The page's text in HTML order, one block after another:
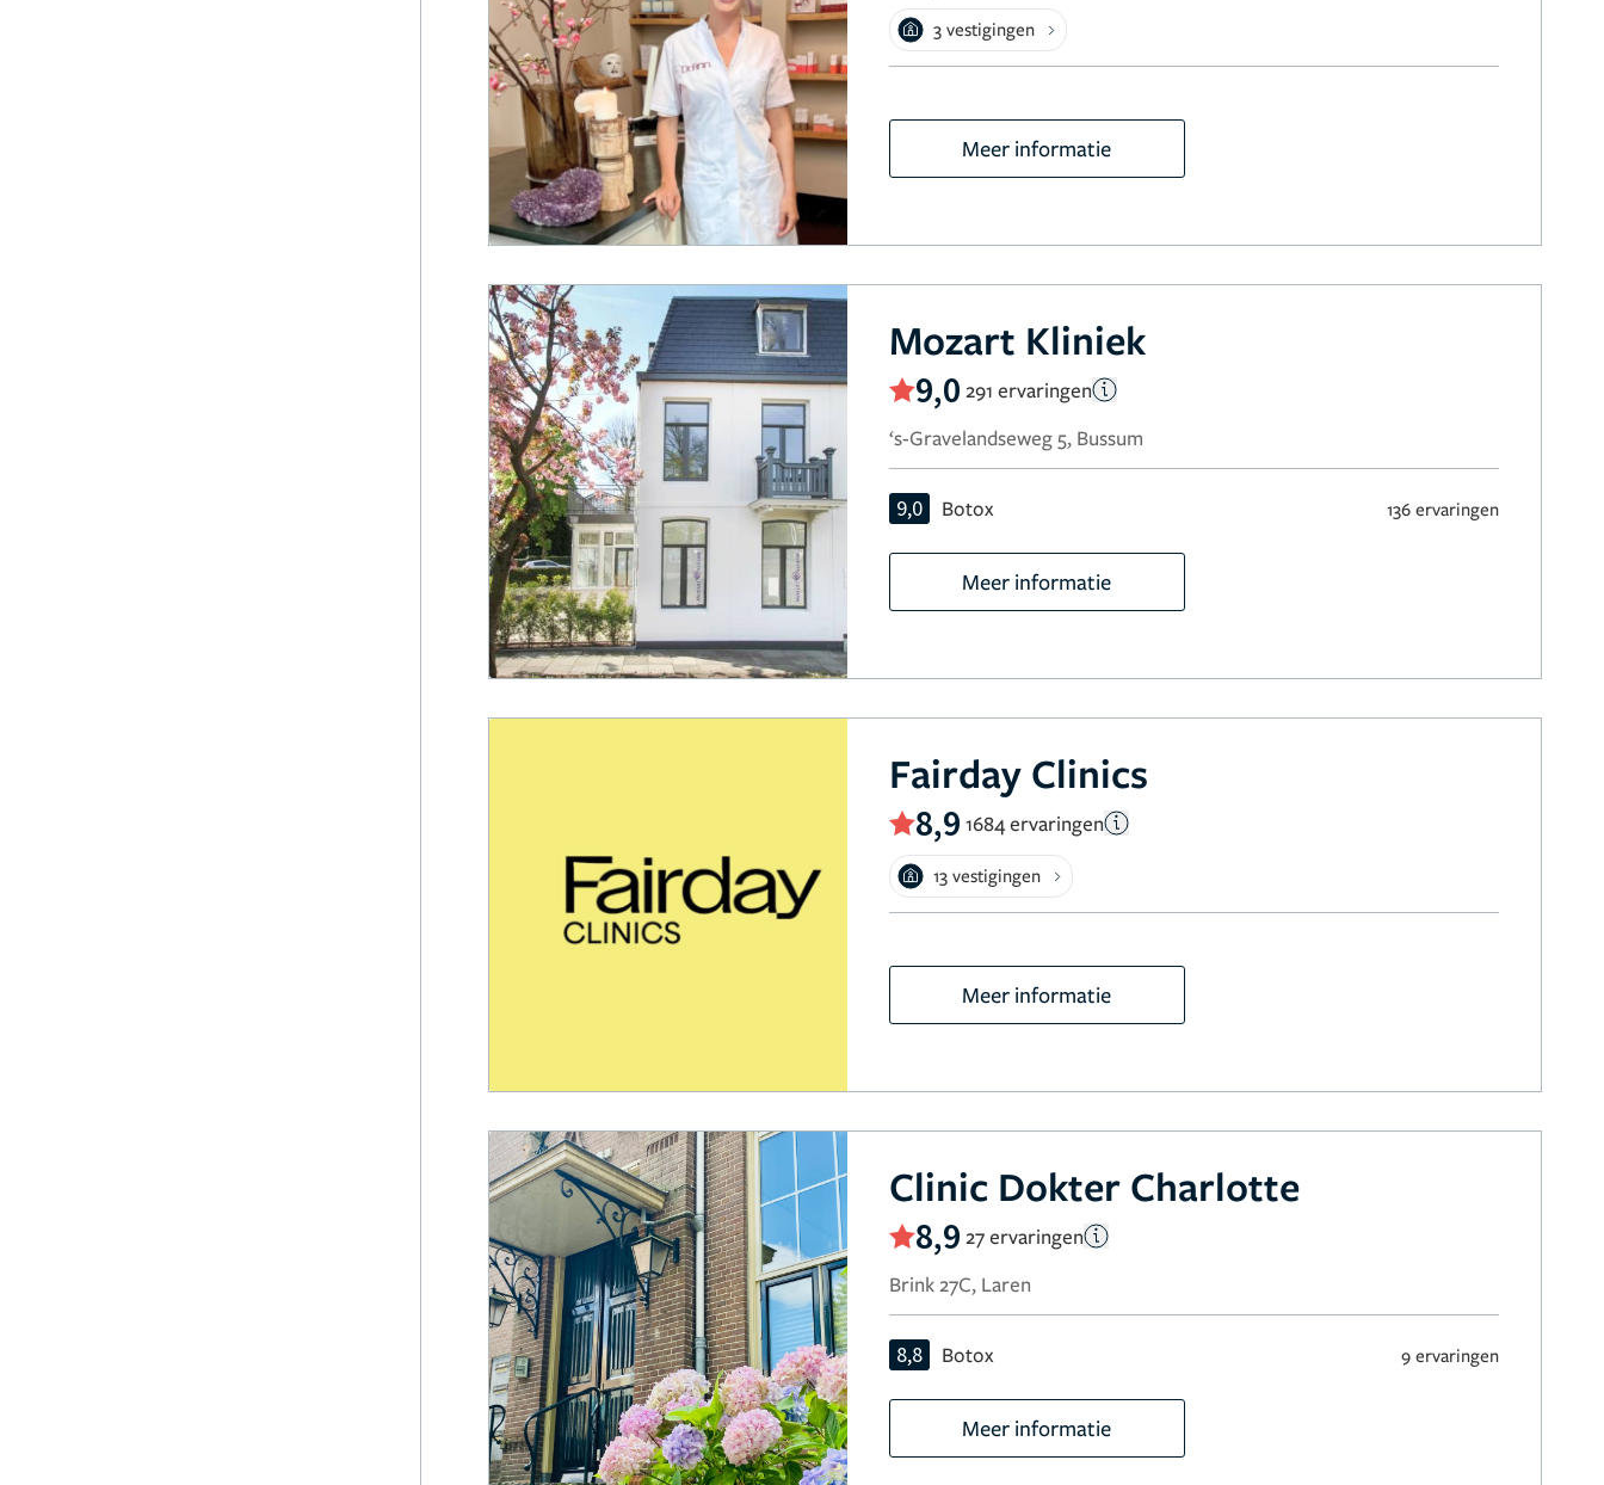
3 vestigingen
Meer informatie
Mozart Kliniek
9,0 291 ervaringen
‘s-Gravelandseweg 5, Bussum
9,0 Botox 136 ervaringen
Meer informatie
Fairday Clinics
8,9 1684 ervaringen
13 vestigingen
Meer informatie
Clinic Dokter Charlotte
8,9 27 ervaringen
Brink 27C, Laren
8,8 Botox 9 ervaringen
Meer informatie